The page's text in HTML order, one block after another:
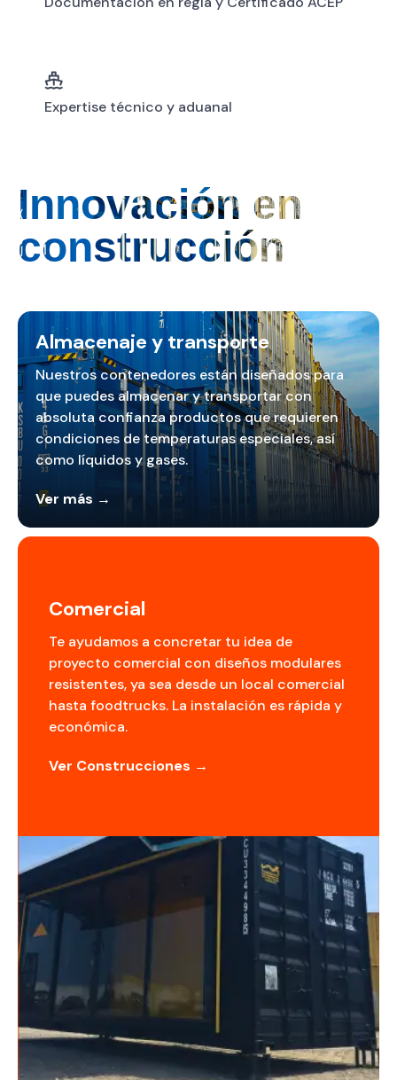
Expertise técnico y aduanal
Innovación en
construcción
Almacenaje y transporte
Nuestros contenedores están diseñados para
que puedes almacenar y transportar con
absoluta confianza productos que requieren
condiciones de temperaturas especiales, así
como líquidos y gases.
Ver más →
Comercial
Te ayudamos a concretar tu idea de
proyecto comercial con diseños modulares
resistentes, ya sea desde un local comercial
hasta foodtrucks. La instalación es rápida y
económica.
Ver Construcciones →